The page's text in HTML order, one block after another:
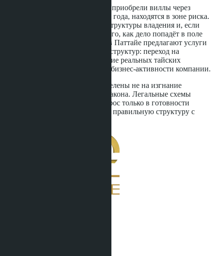
Покупатели из России, которые приобрели виллы через
номинальные компании до 2026 года, находятся в зоне риска.
Рекомендуется провести аудит структуры владения и, если
нужно, реструктурировать до того, как дело попадёт в поле
зрения проверяющих. Юристы в Паттайе предлагают услуги
по легализации существующих структур: переход на
защищённую аренду, привлечение реальных тайских
инвесторов, документирование бизнес-активности компании.
Важно понимать: проверки нацелены не на изгнание
иностранцев, а на соблюдение закона. Легальные схемы
работают и будут работать. Вопрос только в готовности
инвестировать время и деньги в правильную структуру с